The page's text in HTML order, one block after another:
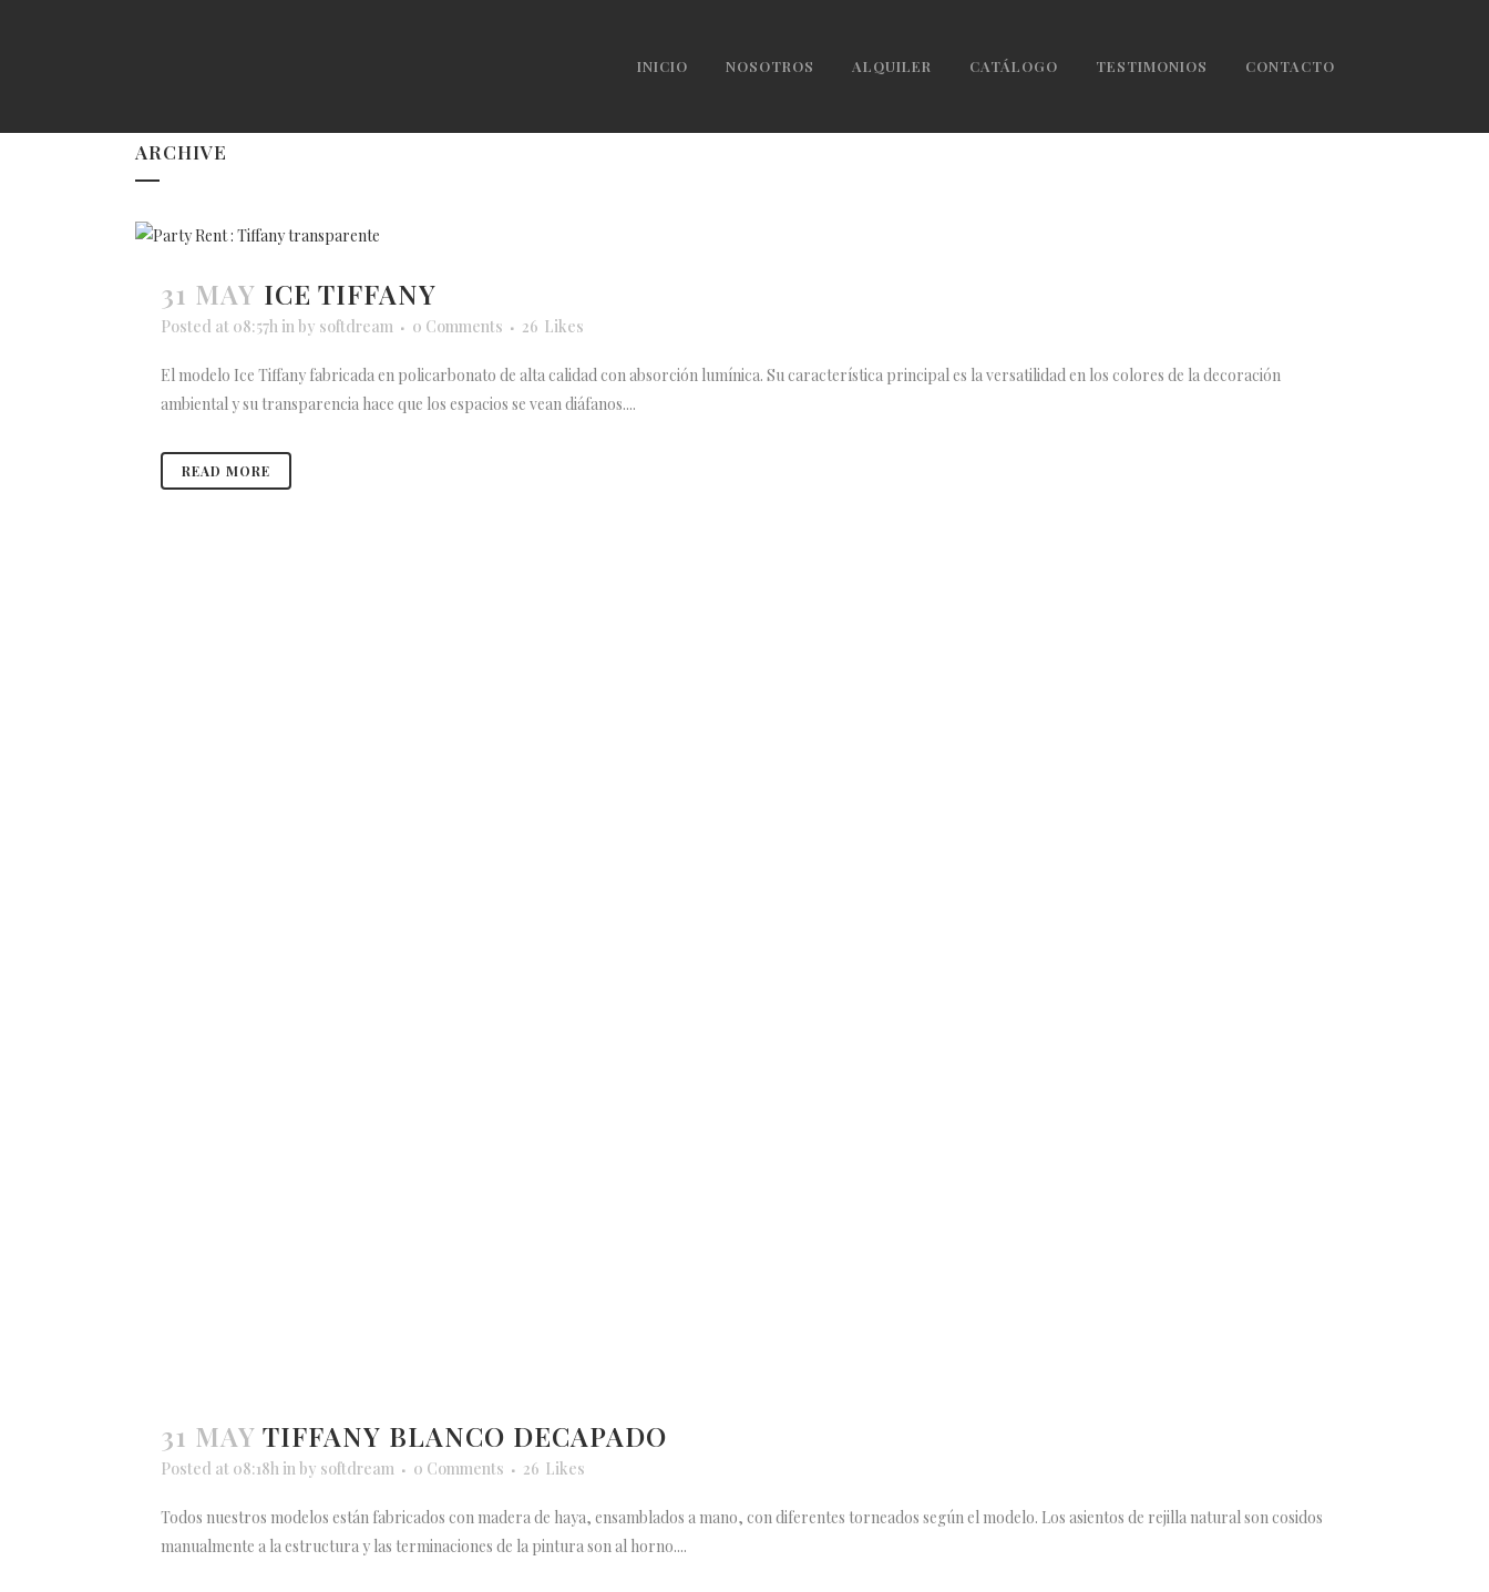
INICIO NOSOTROS ALQUILER CATÁLOGO TESTIMONIOS CONTACTO
ARCHIVE
31 MAY ICE TIFFANY
Posted at 08:57h inby softdream 0 Comments 26 Likes
El modelo Ice Tiffany fabricada en policarbonato de alta calidad con absorción lumínica. Su característica principal es la versatilidad en los colores de la decoración
ambiental y su transparencia hace que los espacios se vean diáfanos....
READ MORE
31 MAY TIFFANY BLANCO DECAPADO
Posted at 08:18h inby softdream 0 Comments 26 Likes
Todos nuestros modelos están fabricados con madera de haya, ensamblados a mano, con diferentes torneados según el modelo. Los asientos de rejilla natural son cosidos
manualmente a la estructura y las terminaciones de la pintura son al horno....